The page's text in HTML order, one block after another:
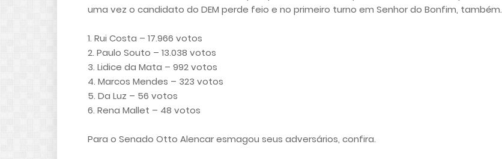
uma vez o candidato do DEM perde feio e no primeiro turno em Senhor do Bonfim, também.
1. Rui Costa – 17.966 votos
2. Paulo Souto – 13.038 votos
3. Lidice da Mata – 992 votos
4. Marcos Mendes – 323 votos
5. Da Luz – 56 votos
6. Rena Mallet – 48 votos
Para o Senado Otto Alencar esmagou seus adversários, confira.